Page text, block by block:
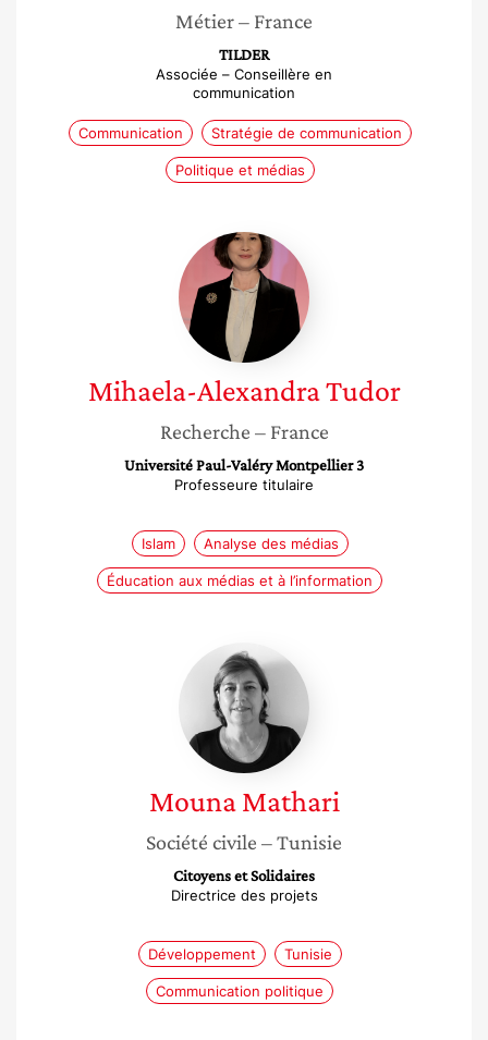
Métier– France
TILDER
Associée – Conseillère en
communication
Communication Stratégie de communication
Politique et médias
Mihaela-
Alexandra
Tudor
Mihaela-AlexandraTudor
Recherche – France
Université Paul-Valéry Montpellier 3
Professeure titulaire
Islam Analyse des médias
Éducation aux médias et à l’information
Mouna
Mathari
Mouna Mathari
Société civile – Tunisie
Citoyens et Solidaires
Directrice des projets
Développement Tunisie
Communication politique